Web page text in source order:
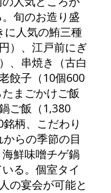
旬のお造り盛
に人気の鮪三種
）、江戸前にぎ
、串焼き（古白
餃子（10個600
まごかけご飯
ご飯（1,380
柄、こだわり
らの季節の目
鮮味噌チゲ鍋
る。個室タイ
の宴会が可能と